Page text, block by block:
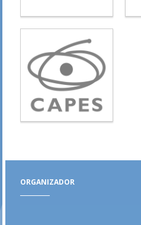
ORGANIZADOR